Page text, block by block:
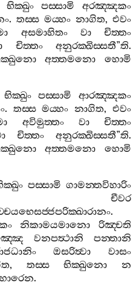
භික‍්ඛුං පස‍්සාමි
අරඤ‍්ඤකං
. තස‍්ස මය‍්හං නාගිත, එවං
අසමාහිතං වා
චිත‍්තං
චිත‍්තං අනුරක‍්ඛිස‍්සතී”ති.
අත‍්තමනො
හොමි
භික‍්ඛුං පස‍්සාමි
ආරඤ‍්ඤකං
. තස‍්ස මය‍්හං නාගිත,එවං
අවිමුත‍්තං වා
චිත‍්තං
චිත‍්තං අනුරක‍්ඛිස‍්සතී”ති.
අත‍්තමනො
හොමි
පස‍්සාමි ගාමන‍්තවිහාරිං
චීවර
.
නිකාමයමානො
රිඤ‍්චති
වනපත්‍ථානි
පන‍්තානි
ඔසරිත්‍වා
වාසං
, තස‍්ස භික‍්ඛුනො
න
.